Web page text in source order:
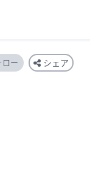
ロー シェア